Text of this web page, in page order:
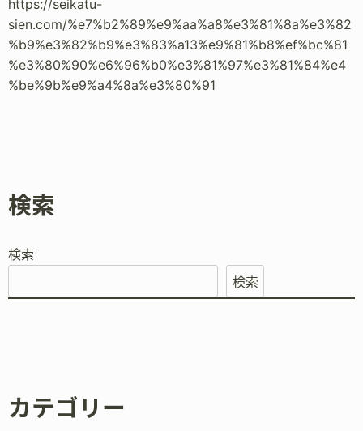
https://seikatu-
sien.com/%e7%b2%89%e9%aa%a8%e3%81%8a%e3%82
%b9%e3%82%b9%e3%83%a13%e9%81%b8%ef%bc%81
%e3%80%90%e6%96%b0%e3%81%97%e3%81%84%e4
%be%9b%e9%a4%8a%e3%80%91
検索
検索
検索
カテゴリー